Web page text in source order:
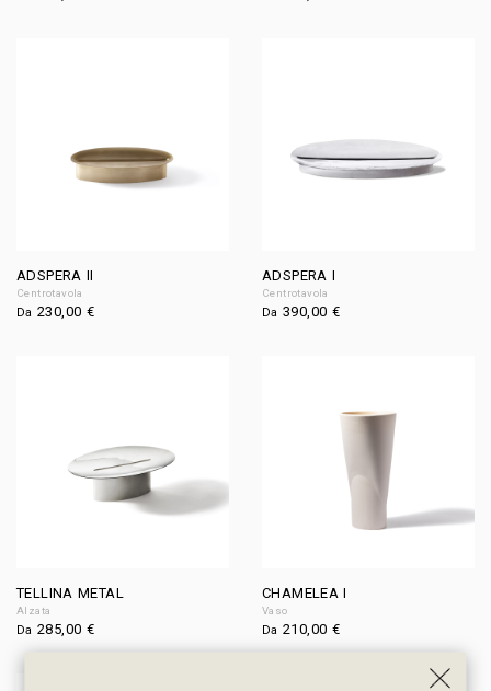
ADSPERA II
Centrotavola
Da230,00 €
ADSPERA I
Centrotavola
Da390,00 €
TELLINA METAL
Alzata
Da285,00 €
CHAMELEA I
Vaso
Da210,00 €